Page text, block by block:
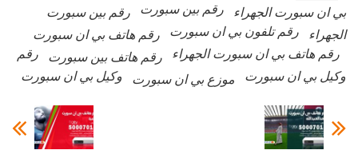
بي ان سبورت الجهراء
رقم بين سبورت
رقم بين سبورت
الجهراء
رقم تلفون بي ان سبورت
رقم هاتف بي ان سبورت
رقم هاتف بي ان سبورت الجهراء
رقم هاتف بين سبورت
رقم
وكيل بي ان سبورت
موزع بي ان سبورت وكيل بي ان سبورت